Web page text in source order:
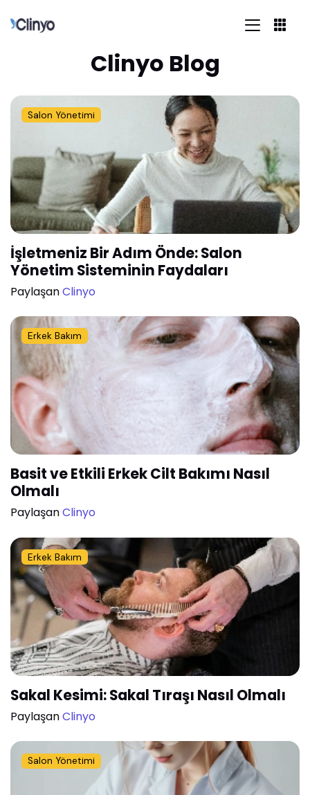
Clinyo Blog
Salon Yönetimi
İşletmeniz Bir Adım Önde: Salon
Yönetim Sisteminin Faydaları
PaylaşanClinyo
Erkek Bakım
Basit ve Etkili Erkek Cilt Bakımı Nasıl
Olmalı
PaylaşanClinyo
Erkek Bakım
Sakal Kesimi: Sakal Tıraşı Nasıl Olmalı
PaylaşanClinyo
Salon Yönetimi